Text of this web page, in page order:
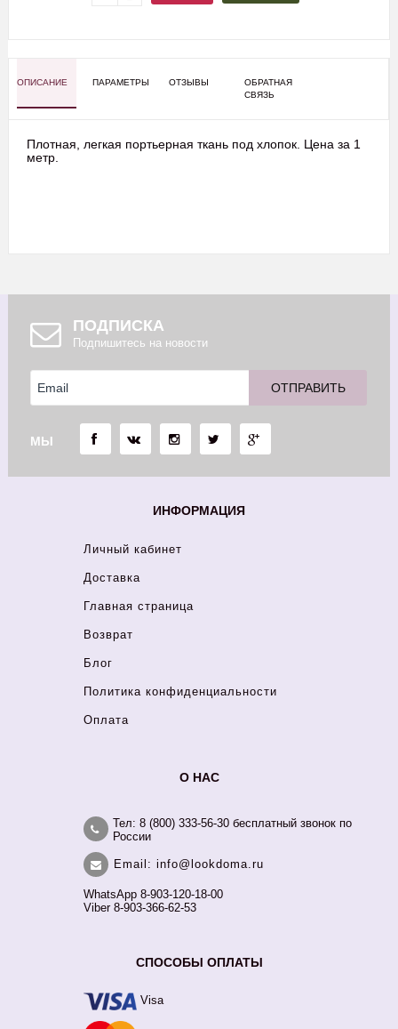
ОПИСАНИЕ ПАРАМЕТРЫ ОТЗЫВЫ
ОБРАТНАЯ
СВЯЗЬ
Плотная, легкая портьерная ткань под хлопок. Цена за 1
метр.
ПОДПИСКА
Подпишитесь на новости
МЫ
ИНФОРМАЦИЯ
Личный кабинет
Доставка
Главная страница
Возврат
Блог
Политика конфиденциальности
Оплата
О НАС
Тел: 8 (800) 333-56-30 бесплатный звонок по
России
Email: info@lookdoma.ru
WhatsApp 8-903-120-18-00
Viber 8-903-366-62-53
СПОСОБЫ ОПЛАТЫ
Visa